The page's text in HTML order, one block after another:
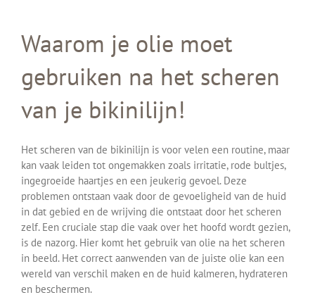
Waarom je olie moet
gebruiken na het scheren
van je bikinilijn!
Het scheren van de bikinilijn is voor velen een routine, maar
kan vaak leiden tot ongemakken zoals irritatie, rode bultjes,
ingegroeide haartjes en een jeukerig gevoel. Deze
problemen ontstaan vaak door de gevoeligheid van de huid
in dat gebied en de wrijving die ontstaat door het scheren
zelf. Een cruciale stap die vaak over het hoofd wordt gezien,
is de nazorg. Hier komt het gebruik van olie na het scheren
in beeld. Het correct aanwenden van de juiste olie kan een
wereld van verschil maken en de huid kalmeren, hydrateren
en beschermen.